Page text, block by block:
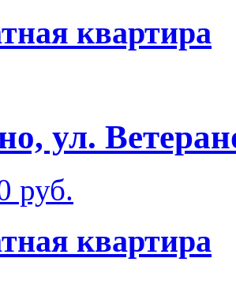
квартира
ул.
руб.
квартира